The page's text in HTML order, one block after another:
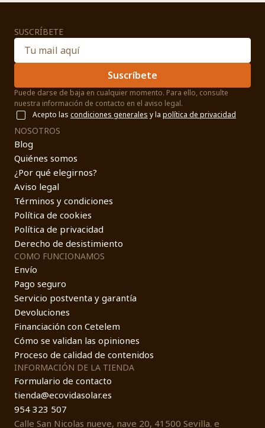
SUSCRÍBETE
Suscríbete
Puede darse de baja en cualquier momento. Para ello, consulte
nuestra información de contacto en el aviso legal.
Acepto las condiciones generales y la política de privacidad
NOSOTROS
Blog
Quiénes somos
¿Por qué elegirnos?
Aviso legal
Términos y condiciones
Política de cookies
Política de privacidad
Derecho de desistimiento
COMO FUNCIONAMOS
Envío
Pago seguro
Servicio postventa y garantía
Devoluciones
Financiación con Cetelem
Cómo se validan las opiniones
Proceso de calidad de contenidos
INFORMACIÓN DE LA TIENDA
Formulario de contacto
tienda@ecovidasolar.es
954 323 507
Calle San Nicolas nueve, nave 20, 41500 Sevilla. e